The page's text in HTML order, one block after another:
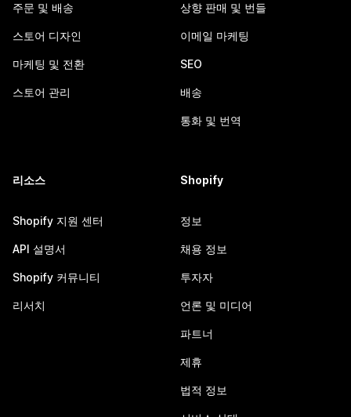
주문 및 배송
스토어 디자인
마케팅 및 전환
스토어 관리
상향 판매 및 번들
이메일 마케팅
SEO
배송
통화 및 번역
리소스
Shopify 지원 센터
API 설명서
Shopify 커뮤니티
리서치
Shopify
정보
채용 정보
투자자
언론 및 미디어
파트너
제휴
법적 정보